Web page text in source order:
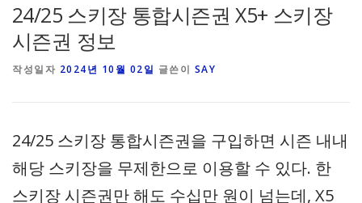
24/25 스키장 통합시즌권 X5+ 스키장
시즌권 정보
작성일자 2024년 10월 02일 글쓴이 SAY
24/25 스키장 통합시즌권을 구입하면 시즌 내내
해당 스키장을 무제한으로 이용할 수 있다. 한
스키장 시즌권만 해도 수십만 원이 넘는데, X5